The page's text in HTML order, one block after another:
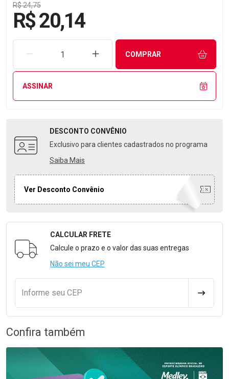
R$ 24,75
R$ 20,14
REMOVER UMA UNIDADEAUMENTAR UMA UNIDADE
COMPRAR
ASSINAR
DESCONTO CONVÊNIO
Exclusivo para clientes cadastrados no programa
Saiba Mais
Ver Desconto Convênio
Formulário para Calcular o Frete
CALCULAR FRETE
Calcule o prazo e o valor das suas entregas
Não sei meu CEP
Informe seu CEP
Confira também